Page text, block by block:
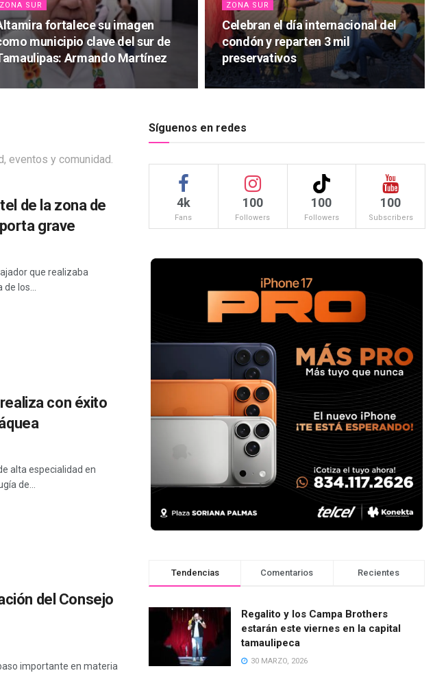
ZONA SUR
fortalece su imagen
municipio clave del sur de
Armando Martínez
ZONA SUR
Celebran el día internacional del
condón y reparten 3 mil
preservativos
eventos y comunidad.
de la zona de
grave
que realizaba
de los...
con éxito
alta especialidad en
de...
del Consejo
importante en materia
Síguenos en redes
4k
Fans
100
Followers
100
Followers
100
Subscribers
Tendencias Comentarios Recientes
Regalito y los Campa Brothers
estarán este viernes en la capital
tamaulipeca
30 MARZO, 2026